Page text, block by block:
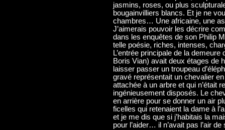
jasmins, roses, ou plus
bougainvilliers blancs. Et je ne
chambres… Une africaine, une
J’aimerais pouvoir les décrire
dans les enquêtes de son Philip
telle poésie, riches, intenses,
L’entrée principale de la
Boris Vian) avait deux étages de
laisser passer un troupeau
gravé représentait un chevalier
attachée à un arbre et qui n’était
ingénieusement disposés. Le
en arrière pour se donner un air
ficelles qui retenaient la dame à
et je me dis que si j’habitais la
pour l’aider… il n’avait pas l’air